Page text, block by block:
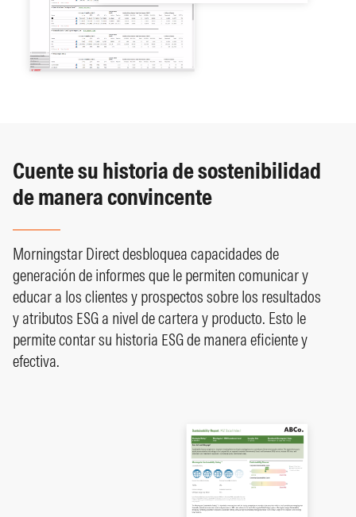
Cuente su historia de sostenibilidad
de manera convincente
Morningstar Direct desbloquea capacidades de
generación de informes que le permiten comunicar y
educar a los clientes y prospectos sobre los resultados
y atributos ESG a nivel de cartera y producto. Esto le
permite contar su historia ESG de manera eficiente y
efectiva.